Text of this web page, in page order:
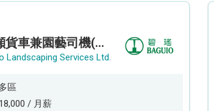
5.5噸貨車兼園藝司機(港九新界)
Landscaping Services Ltd.
區
18,000 / 月薪